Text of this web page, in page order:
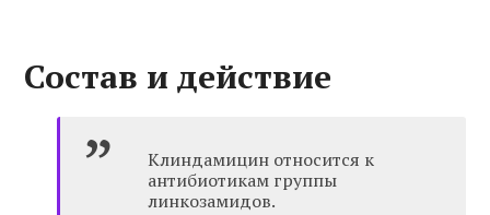
Состав и действие
Клиндамицин относится к
антибиотикам группы
линкозамидов.